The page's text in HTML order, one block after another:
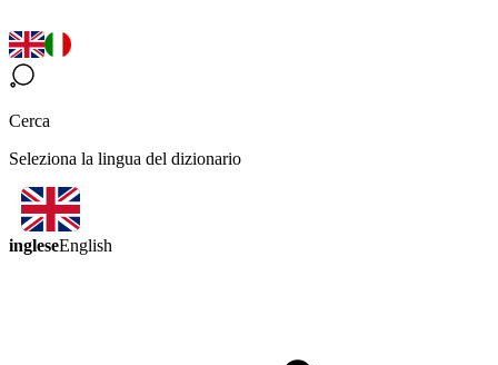
Cerca
Seleziona la lingua del dizionario
ingleseEnglish